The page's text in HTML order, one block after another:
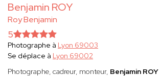
Benjamin ROY
Roy Benjamin
5
Photographe à Lyon 69003
Se déplace à Lyon 69002
Photographe, cadreur, monteur, Benjamin ROY